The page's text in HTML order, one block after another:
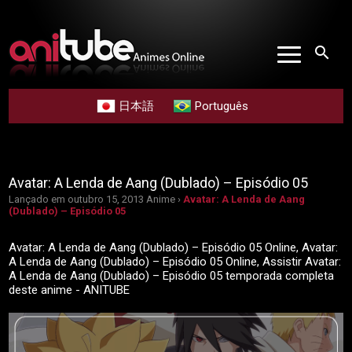
search
日本語 Português
Avatar: A Lenda de Aang (Dublado) – Episódio 05
Lançado em outubro 15, 2013 Anime ›Avatar: A Lenda de Aang
(Dublado) – Episódio 05
Avatar: A Lenda de Aang (Dublado) – Episódio 05 Online, Avatar:
A Lenda de Aang (Dublado) – Episódio 05 Online, Assistir Avatar:
A Lenda de Aang (Dublado) – Episódio 05 temporada completa
deste anime - ANITUBE